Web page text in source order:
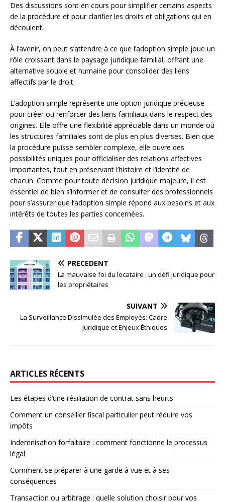
Des discussions sont en cours pour simplifier certains aspects
de la procédure et pour clarifier les droits et obligations qui en
découlent.
À l’avenir, on peut s’attendre à ce que l’adoption simple joue un
rôle croissant dans le paysage juridique familial, offrant une
alternative souple et humaine pour consolider des liens
affectifs par le droit.
L’adoption simple représente une option juridique précieuse
pour créer ou renforcer des liens familiaux dans le respect des
origines. Elle offre une flexibilité appréciable dans un monde où
les structures familiales sont de plus en plus diverses. Bien que
la procédure puisse sembler complexe, elle ouvre des
possibilités uniques pour officialiser des relations affectives
importantes, tout en préservant l’histoire et l’identité de
chacun. Comme pour toute décision juridique majeure, il est
essentiel de bien s’informer et de consulter des professionnels
pour s’assurer que l’adoption simple répond aux besoins et aux
intérêts de toutes les parties concernées.
PRÉCÉDENT
La mauvaise foi du locataire : un défi juridique pour
les propriétaires
SUIVANT
La Surveillance Dissimulée des Employés: Cadre
Juridique et Enjeux Éthiques
ARTICLES RÉCENTS
Les étapes d’une résiliation de contrat sans heurts
Comment un conseiller fiscal particulier peut réduire vos
impôts
Indemnisation forfaitaire : comment fonctionne le processus
légal
Comment se préparer à une garde à vue et à ses
conséquences
Transaction ou arbitrage : quelle solution choisir pour vos